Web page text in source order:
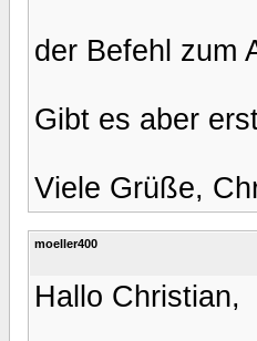
der Befehl zum
Gibt es aber
Viele Grüße,
moeller400
Hallo Christian,